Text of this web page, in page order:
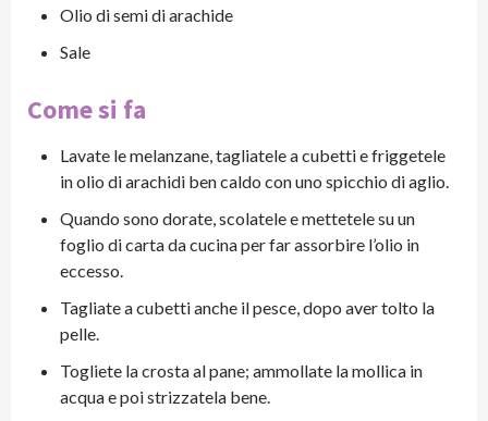
Olio di semi di arachide
Sale
Come si fa
Lavate le melanzane, tagliatele a cubetti e friggetele
in olio di arachidi ben caldo con uno spicchio di aglio.
Quando sono dorate, scolatele e mettetele su un
foglio di carta da cucina per far assorbire l’olio in
eccesso.
Tagliate a cubetti anche il pesce, dopo aver tolto la
pelle.
Togliete la crosta al pane; ammollate la mollica in
acqua e poi strizzatela bene.